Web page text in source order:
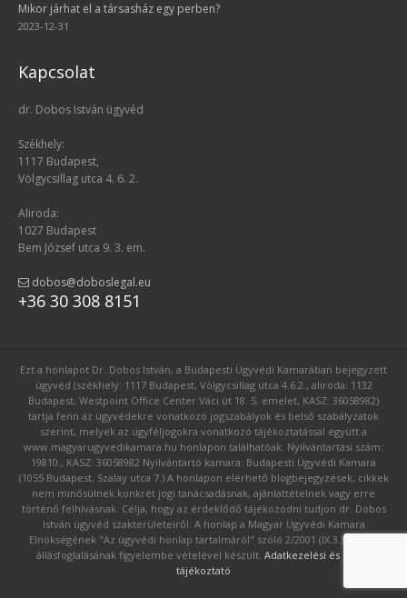
Mikor járhat el a társasház egy perben?
2023-12-31
Kapcsolat
dr. Dobos István ügyvéd
Székhely:
1117 Budapest,
Völgycsillag utca 4. 6. 2.
Aliroda:
1027 Budapest
Bem József utca 9. 3. em.
dobos@doboslegal.eu
+36 30 308 8151
Ezt a honlapot Dr. Dobos István, a Budapesti Ügyvédi Kamarában bejegyzett
ügyvéd (székhely: 1117 Budapest, Völgycsillag utca 4.6.2., aliroda: 1132
Budapest, Westpoint Office Center Váci út 18. 5. emelet, KASZ: 36058982)
tartja fenn az ügyvédekre vonatkozó jogszabályok és belső szabályzatok
szerint, melyek az ügyféljogokra vonatkozó tájékoztatással együtt a
www.magyarugyvedikamara.hu honlapon találhatóak. Nyilvántartási szám:
19810., KASZ: 36058982 Nyilvántartó kamara: Budapesti Ügyvédi Kamara
(1055 Budapest, Szalay utca 7.) A honlapon elérhető blogbejegyzések, cikkek
nem minősülnek konkrét jogi tanácsadásnak, ajánlattételnek vagy erre
történő felhívásnak. Célja, hogy az érdeklődő tájékozódni tudjon dr. Dobos
István ügyvéd szakterületeiről. A honlap a Magyar Ügyvédi Kamara
Elnökségének "Az ügyvédi honlap tartalmáról" szóló 2/2001 (IX.3.) számú
állásfoglalásának figyelembe vételével készült. Adatkezelési és GDPR
tájékoztató